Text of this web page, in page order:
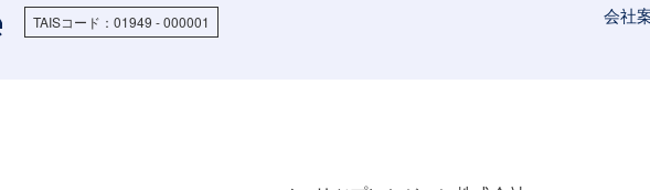
TAISコード：01949 - 000001 会社